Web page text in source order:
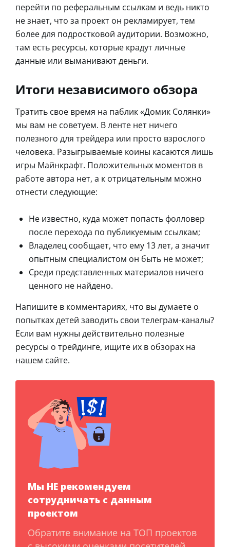
перейти по реферальным ссылкам и ведь никто
не знает, что за проект он рекламирует, тем
более для подростковой аудитории. Возможно,
там есть ресурсы, которые крадут личные
данные или выманивают деньги.
Итоги независимого обзора
Тратить свое время на паблик «Домик Солянки»
мы вам не советуем. В ленте нет ничего
полезного для трейдера или просто взрослого
человека. Разыгрываемые коины касаются лишь
игры Майнкрафт. Положительных моментов в
работе автора нет, а к отрицательным можно
отнести следующие:
Не известно, куда может попасть фолловер
после перехода по публикуемым ссылкам;
Владелец сообщает, что ему 13 лет, а значит
опытным специалистом он быть не может;
Среди представленных материалов ничего
ценного не найдено.
Напишите в комментариях, что вы думаете о
попытках детей заводить свои телеграм-каналы?
Если вам нужны действительно полезные
ресурсы о трейдинге, ищите их в обзорах на
нашем сайте.
Мы НЕ рекомендуем
сотрудничать с данным
проектом
Обратите внимание на ТОП проектов